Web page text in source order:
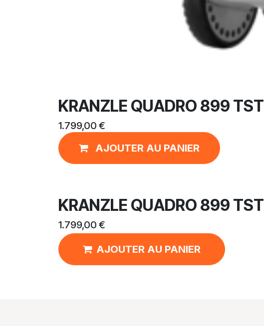
KRANZLE QUADRO 899 TST
1.799,00 €
AJOUTER AU PANIER
KRANZLE QUADRO 899 TST
1.799,00 €
AJOUTER AU PANIER